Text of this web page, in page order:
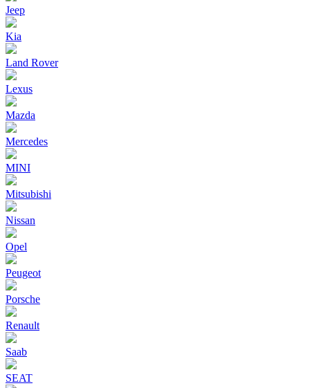
Jeep
Kia
Land Rover
Lexus
Mazda
Mercedes
MINI
Mitsubishi
Nissan
Opel
Peugeot
Porsche
Renault
Saab
SEAT